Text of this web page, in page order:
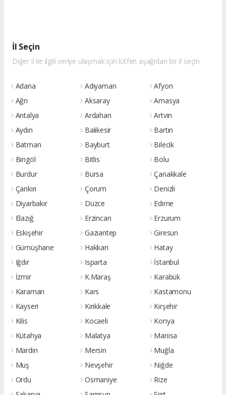
İl Seçin
Diğer il ile ilgili veriye ulaşmak için lütfen aşağıdan bir il seçin
Adana Adıyaman
Afyon
Ağrı
Aksaray
Amasya
Antalya
Ardahan
Artvin
Aydın
Balıkesir
Bartın
Batman
Bayburt
Bilecik
Bingöl
Bitlis
Bolu
Burdur
Bursa
Çanakkale
Çankırı
Çorum
Denizli
Diyarbakır
Düzce
Edirne
Elazığ
Erzincan
Erzurum
Eskişehir
Gaziantep
Giresun
Gümüşhane
Hakkari
Hatay
Iğdır
Isparta
İstanbul
İzmir
K.Maraş
Karabük
Karaman
Kars
Kastamonu
Kayseri
Kırıkkale
Kırşehir
Kilis
Kocaeli
Konya
Kütahya
Malatya
Manisa
Mardin
Mersin
Muğla
Muş
Nevşehir
Niğde
Ordu
Osmaniye
Rize